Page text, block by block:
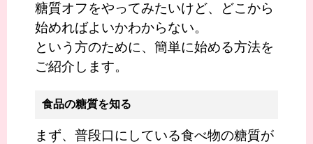
糖質オフをやってみたいけど、どこから
始めればよいかわからない。
という方のために、簡単に始める方法を
ご紹介します。
食品の糖質を知る
まず、普段口にしている食べ物の糖質が